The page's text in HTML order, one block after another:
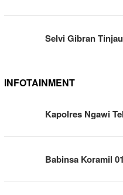
Selvi Gibran
INFOTAINMENT
Kapolres Ngawi
Babinsa Koramil